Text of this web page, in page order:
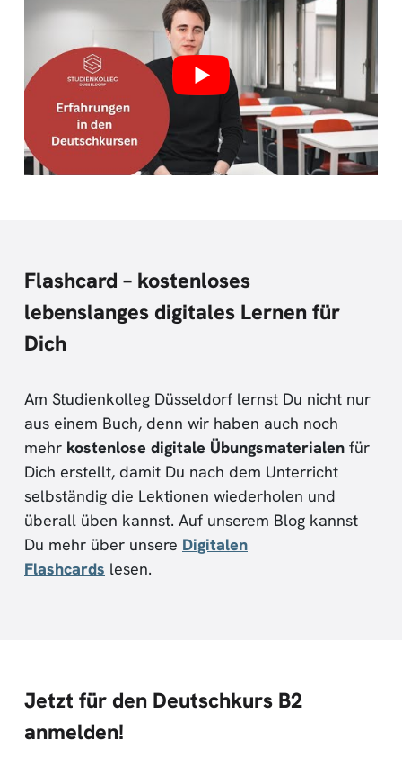
Flashcard – kostenloses
lebenslanges digitales Lernen für
Dich
Am Studienkolleg Düsseldorf lernst Du nicht nur
aus einem Buch, denn wir haben auch noch
mehr kostenlose digitale Übungsmaterialen für
Dich erstellt, damit Du nach dem Unterricht
selbständig die Lektionen wiederholen und
überall üben kannst. Auf unserem Blog kannst
Du mehr über unsere Digitalen
Flashcards lesen.
Jetzt für den Deutschkurs B2
anmelden!